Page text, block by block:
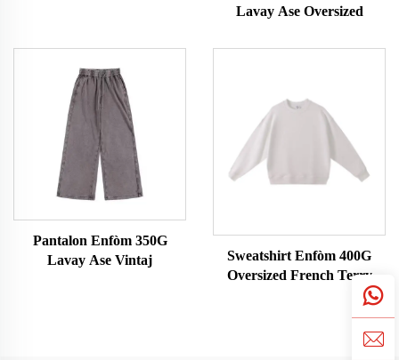
Lavay Ase Oversized
Pantalon Enfòm 350G
Lavay Ase Vintaj
Sweatshirt Enfòm 400G
Oversized French Terry